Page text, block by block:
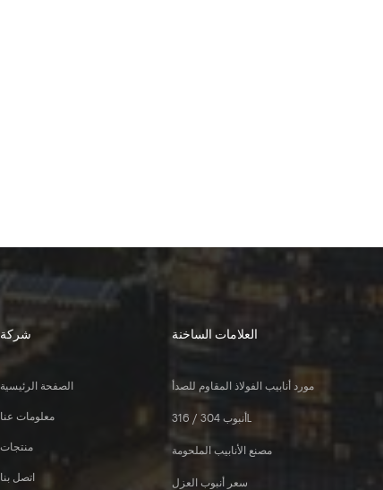
شركة
الصفحة الرئيسية
معلومات عنا
منتجات
اتصل بنا
العلامات الساخنة
مورد أنابيب الفولاذ المقاوم للصدأ
أنبوب 304 / 316L
مصنع الأنابيب الملحومة
سعر أنبوب العزل